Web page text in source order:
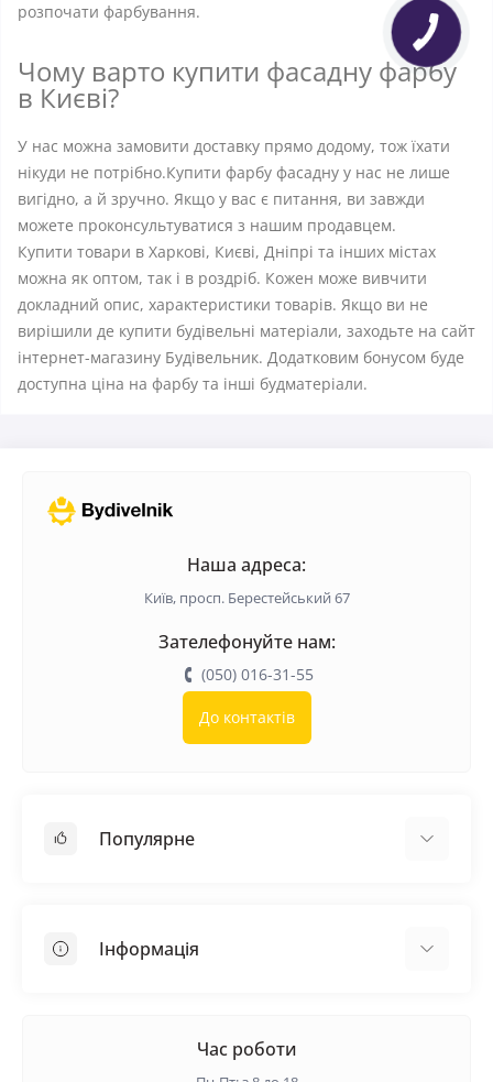
розпочати фарбування.
Чому варто купити фасадну фарбу
в Києві?
У нас можна замовити доставку прямо додому, тож їхати
нікуди не потрібно.Купити фарбу фасадну у нас не лише
вигідно, а й зручно. Якщо у вас є питання, ви завжди
можете проконсультуватися з нашим продавцем.
Купити товари в Харкові, Києві, Дніпрі та інших містах
можна як оптом, так і в роздріб. Кожен може вивчити
докладний опис, характеристики товарів. Якщо ви не
вирішили де купити будівельні матеріали, заходьте на сайт
інтернет-магазину Будівельник. Додатковим бонусом буде
доступна ціна на фарбу та інші будматеріали.
Наша адреса:
Київ, просп. Берестейський 67
Зателефонуйте нам:
(050) 016-31-55
До контактів
Популярне
Самовирівнююча суміш
Інформація
Час роботи